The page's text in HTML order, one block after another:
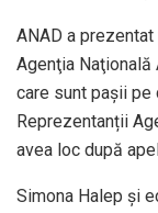
ANAD a
Agenţia Naţională
care sunt pașii pe
Reprezentanții
avea loc după
Simona Halep și